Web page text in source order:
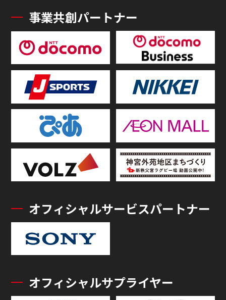
事業共創パートナー
オフィシャルサービスパートナー
オフィシャルサプライヤー